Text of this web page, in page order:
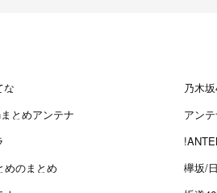
な 乃木
とめアンテナ
アン
めのまとめ
欅坂/